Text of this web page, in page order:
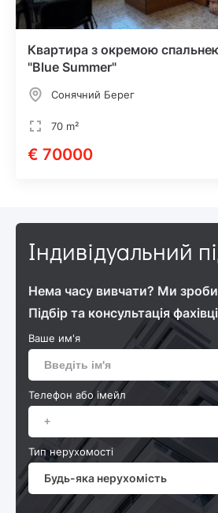
Квартира з окремою
"Blue Summer"
Сонячний Берег
70 m²
€ 70000
Індивідуальний
Нема часу вивчати? Ми
Підбір та консультація
Ваше им'я
Телефон або імейл
Тип нерухомості
Будь-яка нерухомість